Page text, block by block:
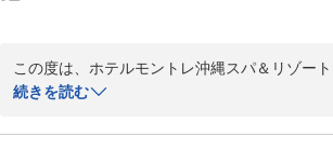
この度は、ホテルモントレ沖縄スパ＆リゾート
また温かいお言葉をお寄せくださり誠にありが
バルコニーからのタイガービーチの眺望をお
続きを読む